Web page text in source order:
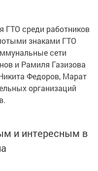
ГТО среди работников
знаками ГТО
сети
и Рамиля Газизова
Федоров, Марат
организаций
и интересным в